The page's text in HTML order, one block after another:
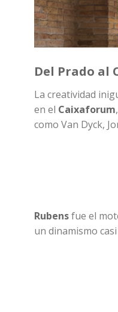
Del Prado al
La creatividad
en el Caixaforum,
como Van Dyck,
Rubensfue el
un dinamismo